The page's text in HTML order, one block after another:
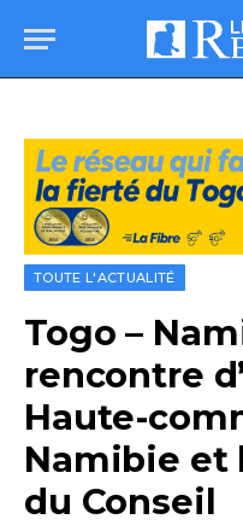
TOUTE L'ACTUALITÉ
Togo –
rencontre
Haute-
Namibie et
du Conseil